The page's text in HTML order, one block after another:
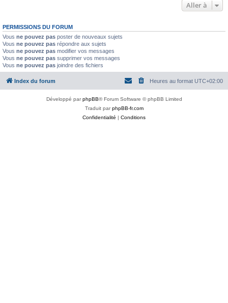
Aller à
PERMISSIONS DU FORUM
Vous ne pouvez pas poster de nouveaux sujets
Vous ne pouvez pas répondre aux sujets
Vous ne pouvez pas modifier vos messages
Vous ne pouvez pas supprimer vos messages
Vous ne pouvez pas joindre des fichiers
Index du forum Heures au format UTC+02:00
Développé parphpBB® Forum Software © phpBB Limited
Traduit parphpBB-fr.com
Confidentialité | Conditions